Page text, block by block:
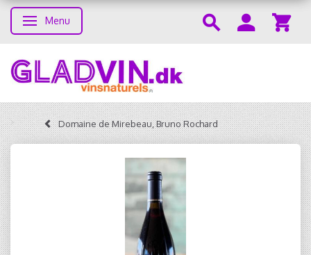
Toggle navigation
Menu
Domaine de Mirebeau, Bruno Rochard